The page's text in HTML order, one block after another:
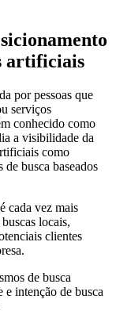
artificiais
por pessoas que
serviços
conhecido como
a visibilidade da
como
busca baseados
cada vez mais
locais,
clientes
de busca
intenção de busca